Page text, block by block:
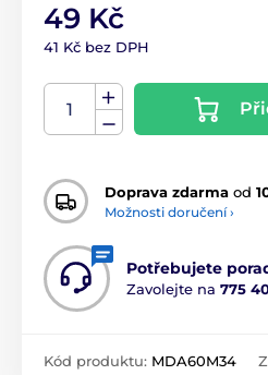
49 Kč
41 Kč bez DPH
Doprava zdarma od
Možnosti doručení ›
Potřebujete
Zavolejte na 775
Kód produktu: MDA60M34